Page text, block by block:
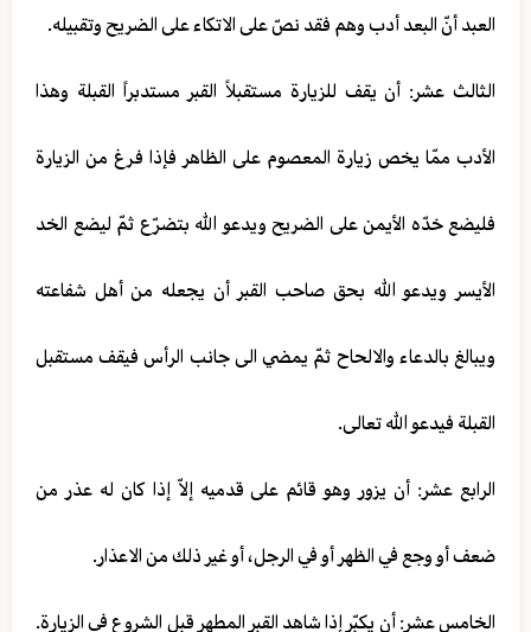
العبد أنّ البعد أدب وهم فقد نصّ على الاتكاء على الضريح وتقبيله.
الثالث عشر: أن يقف للزيارة مستقبلاً القبر مستدبراً القبلة وهذا
الأدب ممّا يخص زيارة المعصوم على الظاهر فإذا فرغ من الزيارة
فليضع خدّه الأيمن على الضريح ويدعو الله بتضرّع ثمّ ليضع الخد
الأيسر ويدعو الله بحق صاحب القبر أن يجعله من أهل شفاعته
ويبالغ بالدعاء والالحاح ثمّ يمضي الى جانب الرأس فيقف مستقبل
القبلة فيدعو الله تعالى.
الرابع عشر: أن يزور وهو قائم على قدميه إلاّ إذا كان له عذر من
ضعف أو وجع في الظهر أو في الرجل، أو غير ذلك من الاعذار.
الخامس عشر: أن يكبّر إذا شاهد القبر المطهر قبل الشروع في الزيارة.